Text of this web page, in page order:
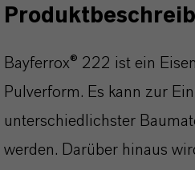
Bayferrox® 222 ist ein
Pulverform. Es kann zur
unterschiedlichster
werden. Darüber hinaus